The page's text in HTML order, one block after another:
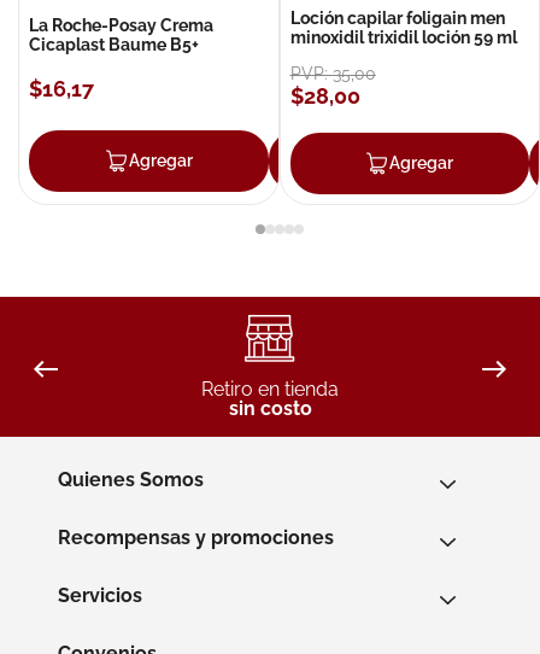
La Roche-Posay Crema
Cicaplast Baume B5+
$16,17
Agregar Agregar
Loción capilar foligain men
minoxidil trixidil loción 59 ml
PVP:35,00
$28,00
Agregar
Retiro en tienda
sin costo
Quienes Somos
Recompensas y promociones
Servicios